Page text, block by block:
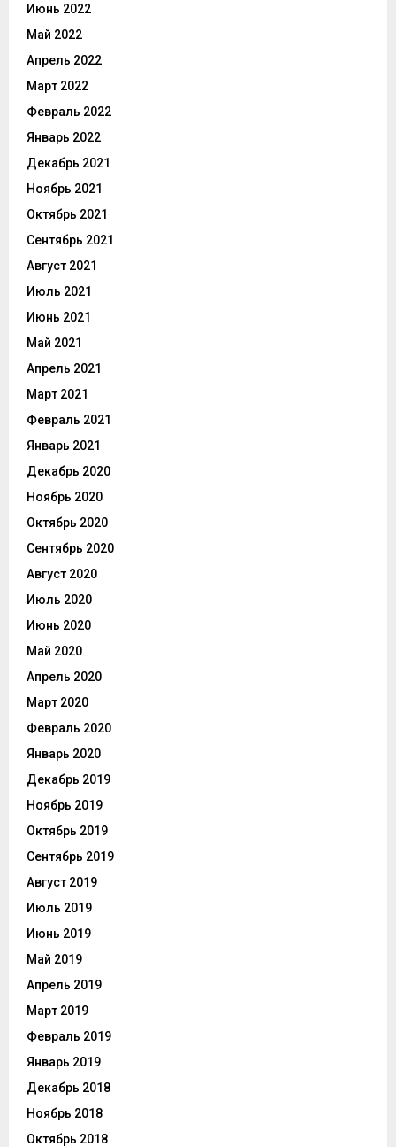
Июнь 2022
Май 2022
Апрель 2022
Март 2022
Февраль 2022
Январь 2022
Декабрь 2021
Ноябрь 2021
Октябрь 2021
Сентябрь 2021
Август 2021
Июль 2021
Июнь 2021
Май 2021
Апрель 2021
Март 2021
Февраль 2021
Январь 2021
Декабрь 2020
Ноябрь 2020
Октябрь 2020
Сентябрь 2020
Август 2020
Июль 2020
Июнь 2020
Май 2020
Апрель 2020
Март 2020
Февраль 2020
Январь 2020
Декабрь 2019
Ноябрь 2019
Октябрь 2019
Сентябрь 2019
Август 2019
Июль 2019
Июнь 2019
Май 2019
Апрель 2019
Март 2019
Февраль 2019
Январь 2019
Декабрь 2018
Ноябрь 2018
Октябрь 2018